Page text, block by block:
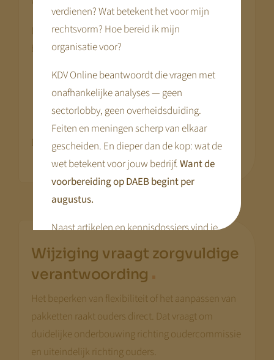
Door vaste contracturen te combineren met
beperkte flexibiliteit ontstaat een model waarin:
bezetting beter voorspelbaar wordt
personeelsplanning stabieler wordt
de volumebasis beschermd blijft
Dat versterkt de continuïteit van de organisatie.
Wijziging vraagt zorgvuldige
verantwoording .
Het beperken van flexibiliteit of het aanpassen van
pakketten raakt ouders direct. Dat vraagt om
duidelijke onderbouwing richting oudercommissie
en uiteindelijk richting ouders.
verdienen? Wat betekent het voor mijn
rechtsvorm? Hoe bereid ik mijn
organisatie voor?
KDV Online beantwoordt die vragen met
onafhankelijke analyses — geen
sectorlobby, geen overheidsduiding.
Feiten en meningen scherp van elkaar
gescheiden. En dieper dan de kop: wat de
wet betekent voor jouw bedrijf.Want de
voorbereiding op DAEB begint per
augustus.
Naast artikelen en kennisdossiers vind je
hier praktische tools en webinars die je
voorbereiding concreet maken.
We bouwen terwijl je meekijkt. Niet alle
pagina’s zijn al compleet.
Kom terug
begin augustus
— dan staat alles.